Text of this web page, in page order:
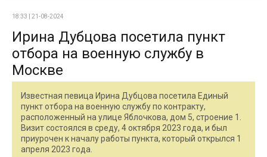
18:33 | 21-08-2024
Ирина Дубцова посетила пункт
отбора на военную службу в
Москве
Известная певица Ирина Дубцова посетила Единый
пункт отбора на военную службу по контракту,
расположенный на улице Яблочкова, дом 5, строение 1.
Визит состоялся в среду, 4 октября 2023 года, и был
приурочен к началу работы пункта, который открылся 1
апреля 2023 года.